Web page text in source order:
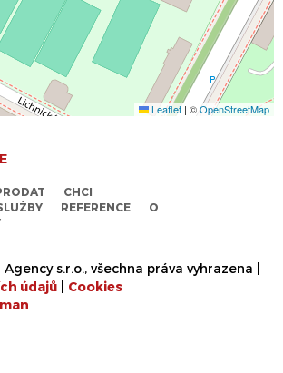
Leaflet | ©OpenStreetMap
CHCI
REFERENCE
O
s.r.o., všechna práva vyhrazena |
údajů
Cookies
man